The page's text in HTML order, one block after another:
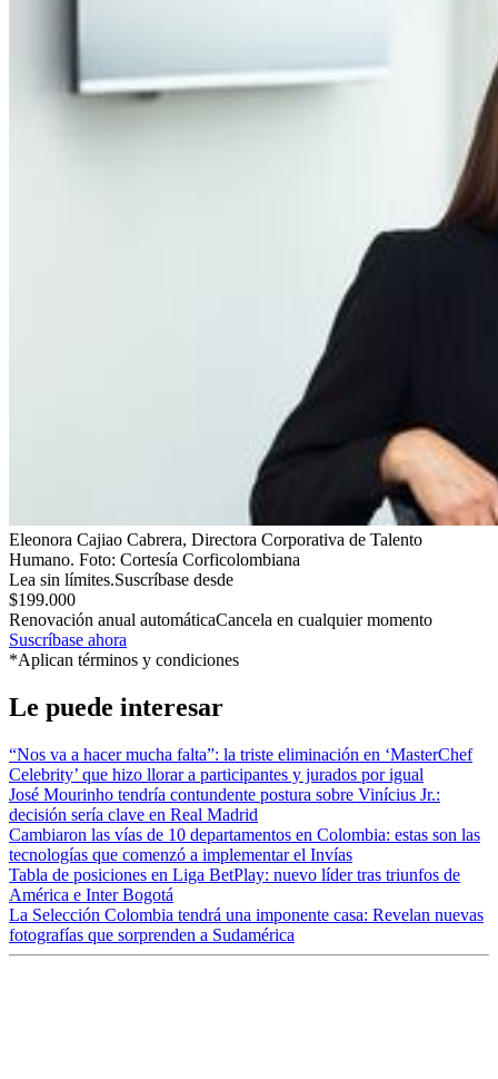
Eleonora Cajiao Cabrera, Directora Corporativa de Talento
Humano. Foto: Cortesía Corficolombiana
Lea sin límites.Suscríbase desde
$199.000
Renovación anual automáticaCancela en cualquier momento
Suscríbase ahora
*Aplican términos y condiciones
Le puede interesar
“Nos va a hacer mucha falta”: la triste eliminación en ‘MasterChef
Celebrity’ que hizo llorar a participantes y jurados por igual
José Mourinho tendría contundente postura sobre Vinícius Jr.:
decisión sería clave en Real Madrid
Cambiaron las vías de 10 departamentos en Colombia: estas son las
tecnologías que comenzó a implementar el Invías
Tabla de posiciones en Liga BetPlay: nuevo líder tras triunfos de
América e Inter Bogotá
La Selección Colombia tendrá una imponente casa: Revelan nuevas
fotografías que sorprenden a Sudamérica